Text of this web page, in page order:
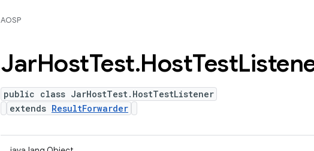
AOSP
JarHostTest.HostTest
public class JarHostTest.HostTestListener
extends ResultForwarder